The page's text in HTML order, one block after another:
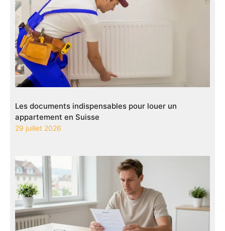
Les documents indispensables pour louer un
appartement en Suisse
29 juillet 2026